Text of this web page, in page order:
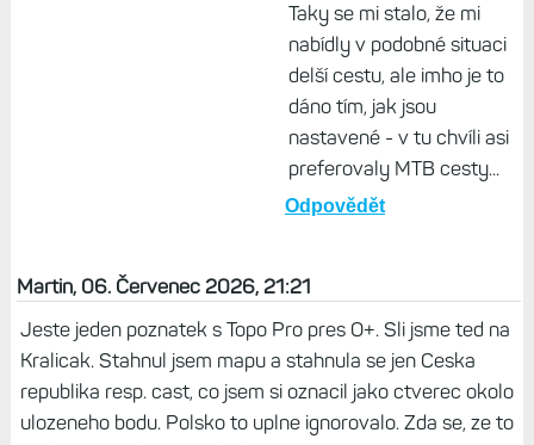
Taky se mi stalo, že mi
nabídly v podobné situaci
delší cestu, ale imho je to
dáno tím, jak jsou
nastavené - v tu chvíli asi
preferovaly MTB cesty...
Odpovědět
Martin, 06. Červenec 2026, 21:21
Jeste jeden poznatek s Topo Pro pres O+. Sli jsme ted na
Kralicak. Stahnul jsem mapu a stahnula se jen Ceska
republika resp. cast, co jsem si oznacil jako ctverec okolo
ulozeneho bodu. Polsko to uplne ignorovalo. Zda se, ze to